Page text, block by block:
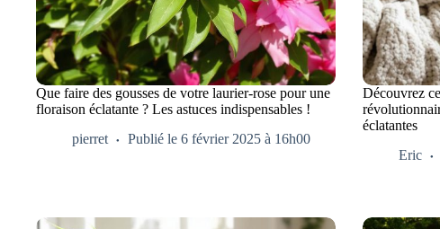
Que faire des gousses de votre laurier-rose pour une
floraison éclatante ? Les astuces indispensables !
pierret
Publié le 6 février 2025 à 16h00
Découvrez
éclatantes
Eric